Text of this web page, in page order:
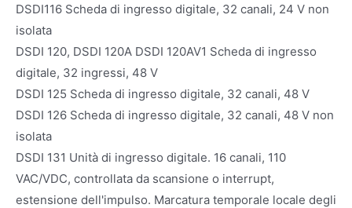
DSDI116 Scheda di ingresso digitale, 32 canali, 24 V non
isolata
DSDI 120, DSDI 120A DSDI 120AV1 Scheda di ingresso
digitale, 32 ingressi, 48 V
DSDI 125 Scheda di ingresso digitale, 32 canali, 48 V
DSDI 126 Scheda di ingresso digitale, 32 canali, 48 V non
isolata
DSDI 131 Unità di ingresso digitale. 16 canali, 110
VAC/VDC, controllata da scansione o interrupt,
estensione dell'impulso. Marcatura temporale locale degli